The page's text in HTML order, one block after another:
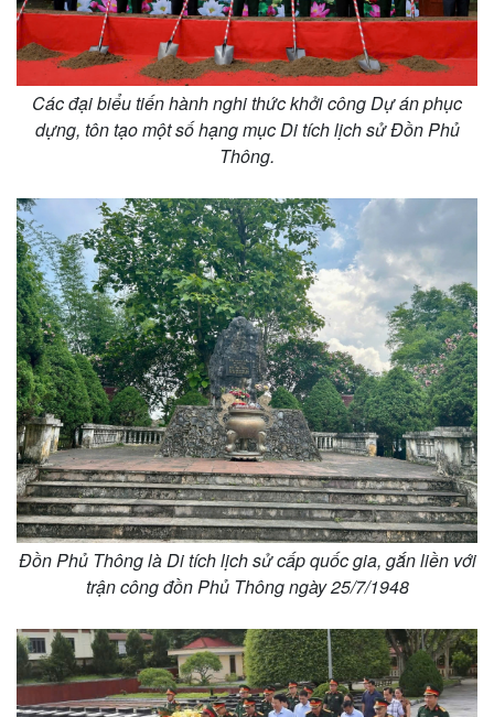
Thế giới
Quan sát
Cuộc sống đó đây
Hồ sơ
Multimedia
Video
Ảnh
E-Magazine
Infographic
Các đại biểu tiến hành nghi thức khởi công Dự án phục
dựng, tôn tạo một số hạng mục Di tích lịch sử Đồn Phủ
Thông.
Đồn Phủ Thông là Di tích lịch sử cấp quốc gia, gắn liền với
trận công đồn Phủ Thông ngày 25/7/1948